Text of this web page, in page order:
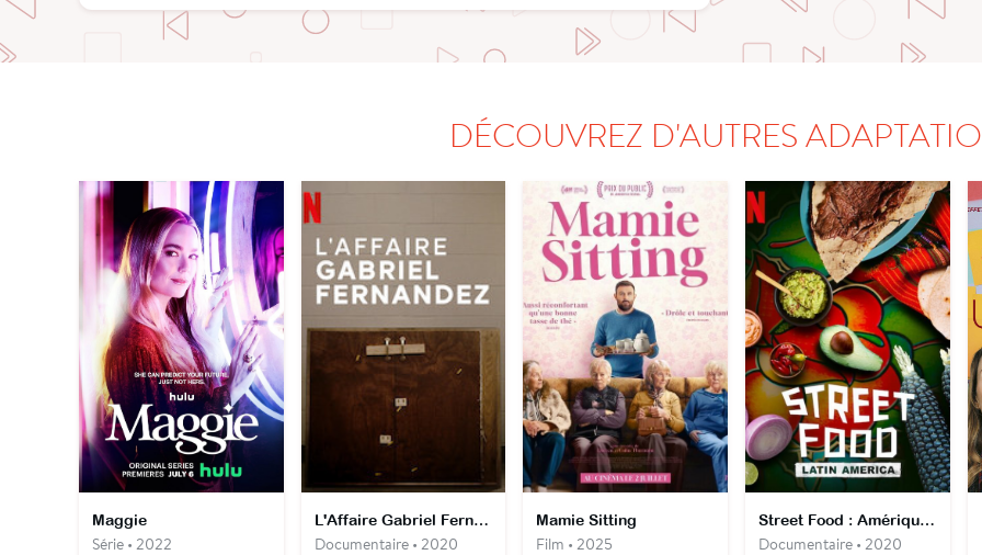
DÉCOUVREZ D'AUTRES
Maggie
Série • 2022
L'Affaire Gabriel Fernandez
Documentaire • 2020
Mamie Sitting
Film • 2025
Street Food : Amérique Latine
Documentaire • 2020